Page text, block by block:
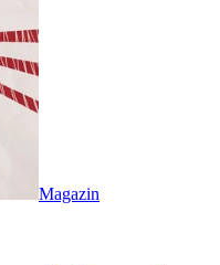
Magazin